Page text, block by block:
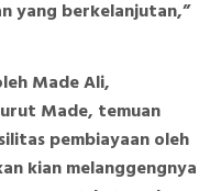
yang berkelanjutan,”
Made Ali,
Made, temuan
pembiayaan oleh
kian melanggengnya